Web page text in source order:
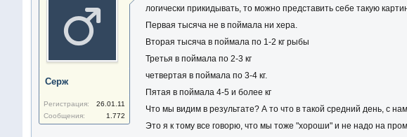
Серж
Регистрация:
26.01.11
Сообщения:
1.772
логически прикидывать, то можно представить себе такую
Первая тысяча не в поймала ни хера.
Вторая тысяча в поймала по 1-2 кг рыбы
Третья в поймала по 2-3 кг
четвертая в поймала по 3-4 кг.
Пятая в поймала 4-5 и более кг
Что мы видим в результате? А то что в такой средний день, с
Это я к тому все говорю, что мы тоже "хороши" и не надо на